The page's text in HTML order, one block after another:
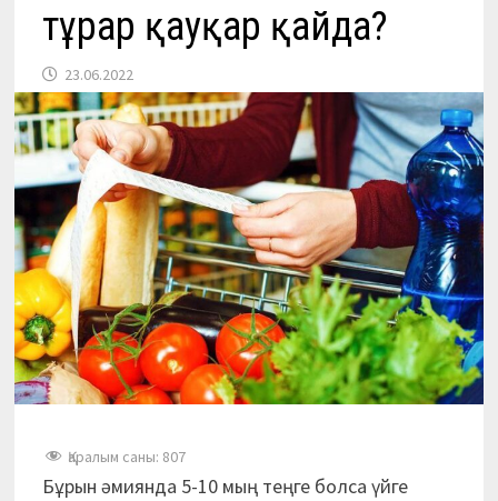
тұрар қауқар қайда?
23.06.2022
Қаралым саны: 807
Бұрын әмиянда 5-10 мың теңге болса үйге